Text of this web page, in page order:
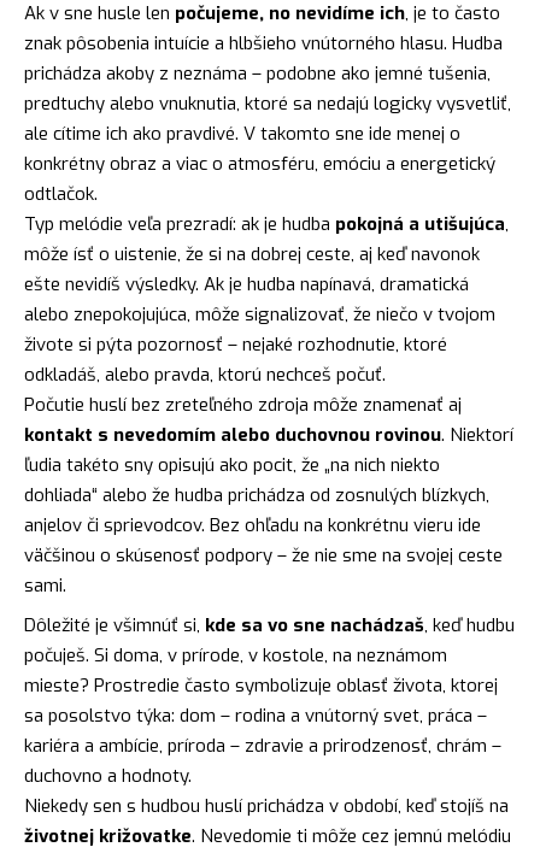
Ak v sne husle len počujeme, no nevidíme ich, je to často
znak pôsobenia intuície a hlbšieho vnútorného hlasu. Hudba
prichádza akoby z neznáma – podobne ako jemné tušenia,
predtuchy alebo vnuknutia, ktoré sa nedajú logicky vysvetliť,
ale cítime ich ako pravdivé. V takomto sne ide menej o
konkrétny obraz a viac o atmosféru, emóciu a energetický
odtlačok.
Typ melódie veľa prezradí: ak je hudba pokojná a utišujúca,
môže ísť o uistenie, že si na dobrej ceste, aj keď navonok
ešte nevidíš výsledky. Ak je hudba napínavá, dramatická
alebo znepokojujúca, môže signalizovať, že niečo v tvojom
živote si pýta pozornosť – nejaké rozhodnutie, ktoré
odkladáš, alebo pravda, ktorú nechceš počuť.
Počutie huslí bez zreteľného zdroja môže znamenať aj
kontakt s nevedomím alebo duchovnou rovinou. Niektorí
ľudia takéto sny opisujú ako pocit, že „na nich niekto
dohliada“ alebo že hudba prichádza od zosnulých blízkych,
anjelov či sprievodcov. Bez ohľadu na konkrétnu vieru ide
väčšinou o skúsenosť podpory – že nie sme na svojej ceste
sami.
Dôležité je všimnúť si, kde sa vo sne nachádzaš, keď hudbu
počuješ. Si doma, v prírode, v kostole, na neznámom
mieste? Prostredie často symbolizuje oblasť života, ktorej
sa posolstvo týka: dom – rodina a vnútorný svet, práca –
kariéra a ambície, príroda – zdravie a prirodzenosť, chrám –
duchovno a hodnoty.
Niekedy sen s hudbou huslí prichádza v období, keď stojíš na
životnej križovatke. Nevedomie ti môže cez jemnú melódiu